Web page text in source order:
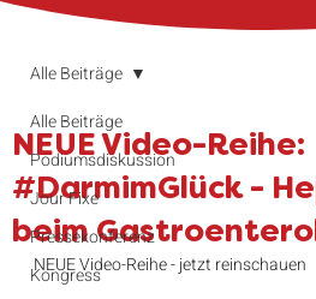
Alle Beiträge
Podiumsdiskussion
Jour Fixe
Pressekonferenz
Kongress
Alle Beiträge
NEUE Video-Reihe:
#DarmimGlück -
beim
NEUE Video-Reihe - jetzt reinschauen